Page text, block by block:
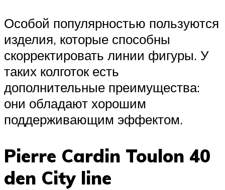
Особой популярностью пользуются
изделия, которые способны
скорректировать линии фигуры. У
таких колготок есть
дополнительные преимущества:
они обладают хорошим
поддерживающим эффектом.
Pierre Cardin Toulon 40
den City line